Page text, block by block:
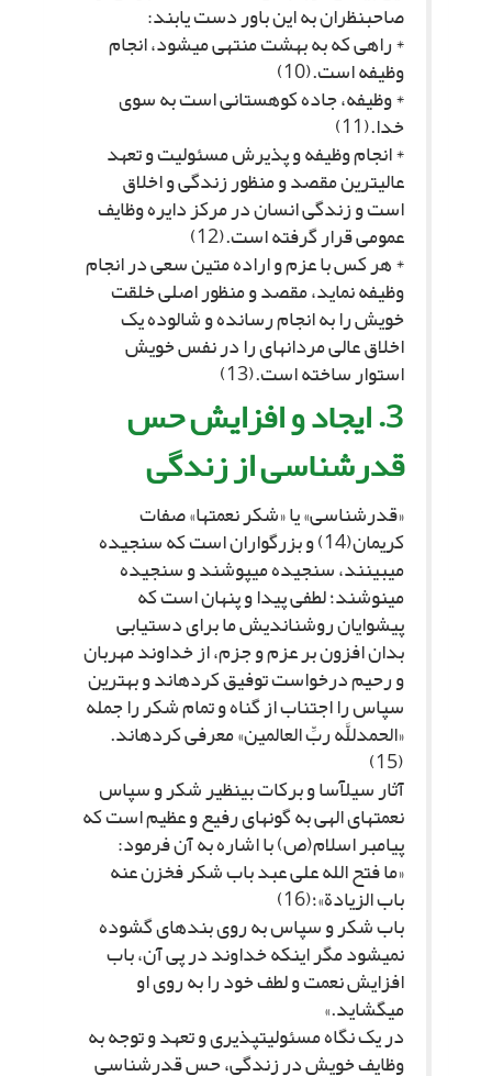
صاحب‏نظران به این باور دست یابند:
* راهى که به بهشت منتهى مى‏شود، انجام
وظیفه است.(10)
* وظیفه، جاده کوهستانى است به سوى
خدا.(11)
* انجام وظیفه و پذیرش مسئولیت و تعهد
عالى‏ترین مقصد و منظور زندگى و اخلاق
است و زندگى انسان در مرکز دایره وظایف
عمومى قرار گرفته است.(12)
* هر کس با عزم و اراده متین سعى در انجام
وظیفه نماید، مقصد و منظور اصلى خلقت
خویش را به انجام رسانده و شالوده یک
اخلاق عالى مردانه‏اى را در نفس خویش
استوار ساخته است.(13)
3. ایجاد و افزایش حس
قدرشناسى از زندگى‏
«قدرشناسى» یا «شکر نعمت‏ها» صفات
کریمان(14) و بزرگواران است که سنجیده
مى‏بینند، سنجیده مى‏پوشند و سنجیده
مى‏نوشند؛ لطفى پیدا و پنهان است که
پیشوایان روشن‏اندیش ما براى دستیابى
بدان افزون بر عزم و جزم، از خداوند مهربان
و رحیم درخواست توفیق کرده‏اند و بهترین
سپاس را اجتناب از گناه و تمام شکر را جمله
«الحمدللَّه ربِّ العالمین» معرفى کرده‏اند.
(15)
آثار سیل‏آسا و برکات بى‏نظیر شکر و سپاس
نعمت‏هاى الهى به گونه‏اى رفیع و عظیم است که
پیامبر اسلام(ص) با اشاره به آن فرمود:
«ما فتح الله على عبد باب شکر فخزن عنه
باب الزیادة»؛(16)
باب شکر و سپاس به روى بنده‏اى گشوده
نمى‏شود مگر اینکه خداوند در پى آن، باب
افزایش نعمت و لطف خود را به روى او
مى‏گشاید.»
در یک نگاه مسئولیت‏پذیرى و تعهد و توجه به
وظایف خویش در زندگى، حس قدرشناسى